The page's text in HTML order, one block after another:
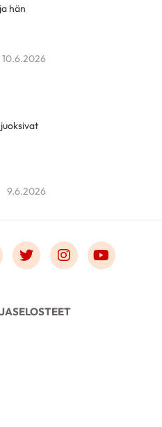
hän
10.6.2026
9.6.2026
to facebook
Link to twitter
Link to Link to